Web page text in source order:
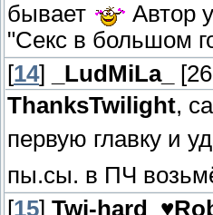
бывает
Автор
"Секс в большом
[14] _LudMiLa_
ThanksTwilight,
первую главку и
пы.сы. в ПЧ
[15] Twi-